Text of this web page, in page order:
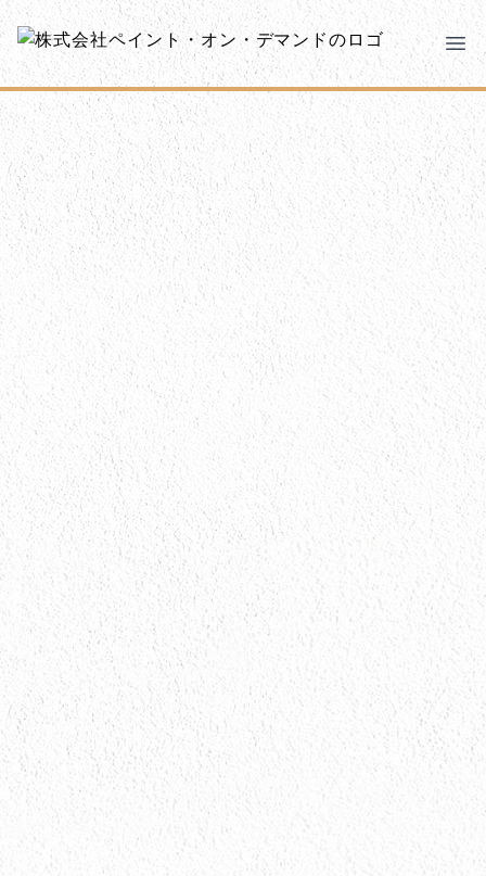
メインコンテンツにスキップ
株式会社ペイント・オン・デマンド
千葉の外壁塗装・屋根塗装なら創業100年の安心 ペイン
株式会社ペイント・オン・デマンド
モバイルメニュー
PODのまちづくり
ご相談と流れ
PODについて